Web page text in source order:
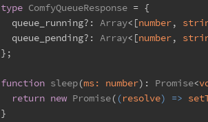
type ComfyQueueResponse = {
  queue_running?:
Array<[number,
  queue_pending?:
Array<[number,
};
function sleep(ms: number): Promise<
return new Promise( (resolve) =>
}